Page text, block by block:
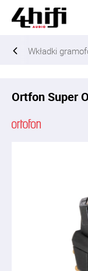
Wkładki
Ortfon Super